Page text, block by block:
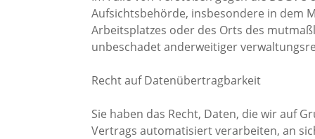
Aufsichtsbehörde, insbesondere in dem
Arbeitsplatzes oder des Orts des
unbeschadet anderweitiger
Recht auf Datenübertragbarkeit
Sie haben das Recht, Daten, die wir auf
Vertrags automatisiert verarbeiten, an